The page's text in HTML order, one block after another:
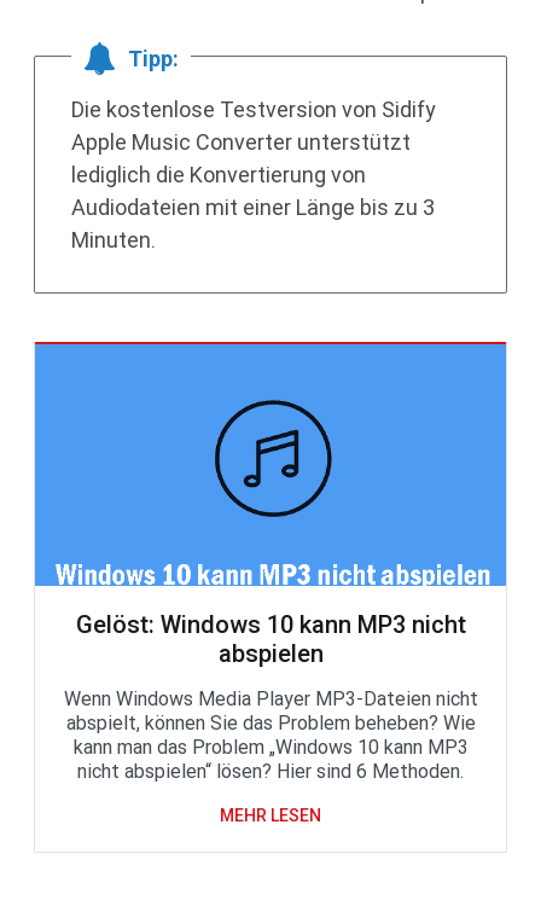
Tipp:
Die kostenlose Testversion von Sidify
Apple Music Converter unterstützt
lediglich die Konvertierung von
Audiodateien mit einer Länge bis zu 3
Minuten.
Gelöst: Windows 10 kann MP3 nicht
abspielen
Wenn Windows Media Player MP3-Dateien nicht
abspielt, können Sie das Problem beheben? Wie
kann man das Problem „Windows 10 kann MP3
nicht abspielen“ lösen? Hier sind 6 Methoden.
MEHR LESEN